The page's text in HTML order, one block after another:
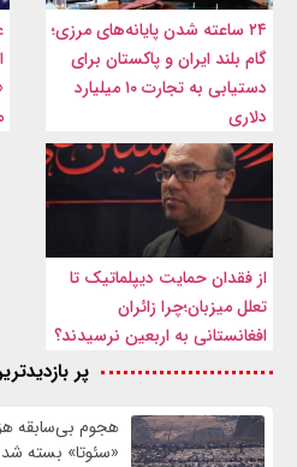
۲۴ ساعته شدن پایانه‌های مرزی؛
گام بلند ایران و پاکستان برای
دستیابی به تجارت ۱۰ میلیارد
دلاری
از فقدان حمایت دیپلماتیک تا
تعلل میزبان؛چرا زائران
افغانستانی به اربعین نرسیدند؟
پر
هجوم بی‌سابقه
«سئوتا» بسته شد